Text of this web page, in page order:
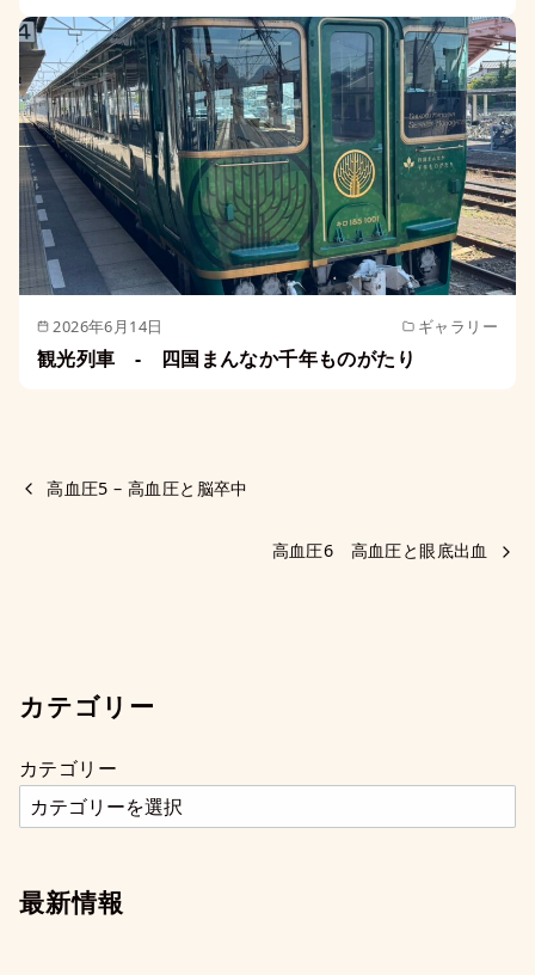
2026年6月14日 ギャラリー
観光列車 - 四国まんなか千年ものがたり
高血圧5 – 高血圧と脳卒中
高血圧6 高血圧と眼底出血
カテゴリー
カテゴリー
最新情報